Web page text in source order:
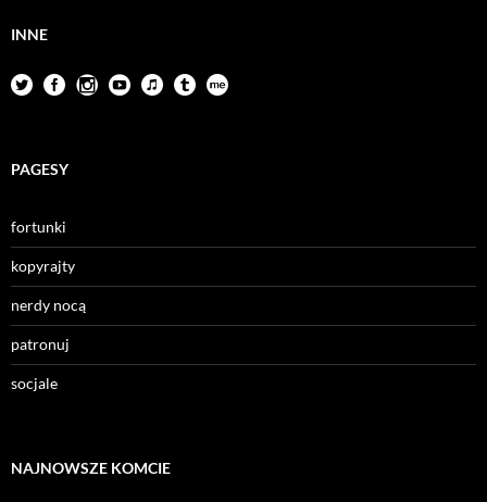
INNE
PAGESY
fortunki
kopyrajty
nerdy nocą
patronuj
socjale
NAJNOWSZE KOMCIE